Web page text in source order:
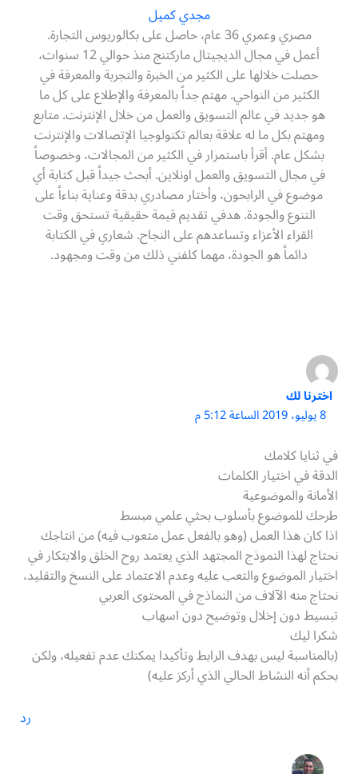
مجدي كميل
مصري وعمري 36 عام، حاصل على بكالوريوس التجارة.
أعمل في مجال الديجيتال ماركتنج منذ حوالي 12 سنوات،
حصلت خلالها على الكثير من الخبرة والتجربة والمعرفة في
الكثير من النواحي. مهتم جداً بالمعرفة والإطلاع على كل ما
هو جديد في عالم التسويق والعمل من خلال الإنترنت. متابع
ومهتم بكل ما له علاقة بعالم تكنولوجيا الإتصالات والإنترنت
بشكل عام. أقرأ باستمرار في الكثير من المجالات، وخصوصاً
في مجال التسويق والعمل اونلاين. أبحث جيداً قبل كتابة أي
موضوع في الرابحون، وأختار مصادري بدقة وعناية بناءاً على
التنوع والجودة. هدفي تقديم قيمة حقيقية تستحق وقت
القراء الأعزاء وتساعدهم على النجاح. شعاري في الكتابة
دائماً هو الجودة، مهما كلفني ذلك من وقت ومجهود.
اخترنا لك
8 يوليو، 2019 الساعة 5:12 م
في ثنايا كلامك
الدقة في اختيار الكلمات
الأمانة والموضوعية
طرحك للموضوع بأسلوب بحثي علمي مبسط
اذا كان هذا العمل (وهو بالفعل عمل متعوب فيه) من انتاجك
نحتاج لهذا النموذج المجتهد الذي يعتمد روح الخلق والابتكار في
اختيار الموضوع والتعب عليه وعدم الاعتماد على النسخ والتقليد،
نحتاج منه الآلاف من النماذج في المحتوى العربي
تبسيط دون إخلال وتوضيح دون اسهاب
شكرا ليك
(بالمناسبة ليس بهدف الرابط وتأكيدا يمكنك عدم تفعيله، ولكن
بحكم أنه النشاط الحالي الذي أركز عليه)
رد